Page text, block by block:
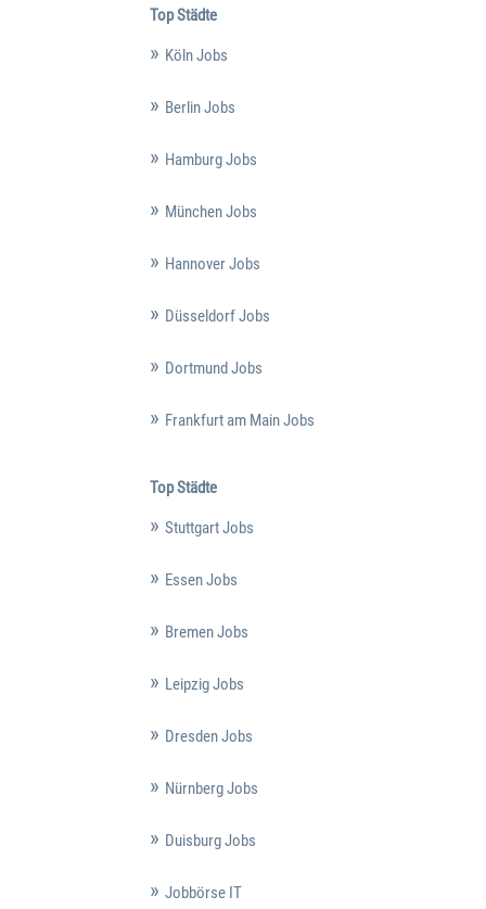
Top Städte
Köln Jobs
Berlin Jobs
Hamburg Jobs
München Jobs
Hannover Jobs
Düsseldorf Jobs
Dortmund Jobs
Frankfurt am Main Jobs
Top Städte
Stuttgart Jobs
Essen Jobs
Bremen Jobs
Leipzig Jobs
Dresden Jobs
Nürnberg Jobs
Duisburg Jobs
Jobbörse IT